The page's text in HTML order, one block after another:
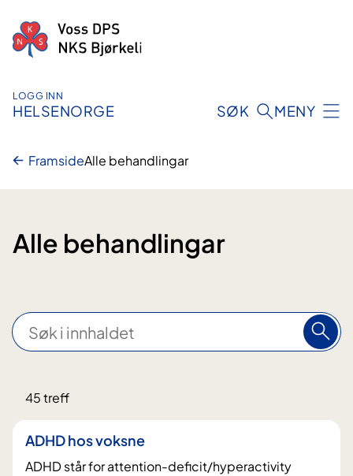
innhald
LOGG INN
HELSENORGE SØK MENY
FramsideAlle behandlingar
Alle behandlingar
S
ø
n
Nullstill
45 treff
ADHD hos voksne
ADHD står for attention-deficit/hyperactivity